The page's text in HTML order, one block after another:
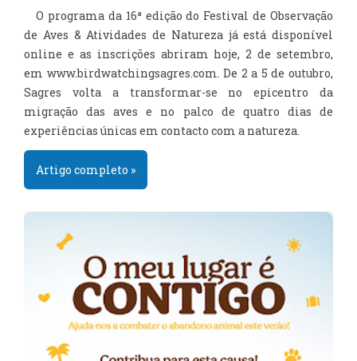
O programa da 16ª edição do Festival de Observação
de Aves & Atividades de Natureza já está disponível
online e as inscrições abriram hoje, 2 de setembro,
em www.birdwatchingsagres.com. De 2 a 5 de outubro,
Sagres volta a transformar-se no epicentro da
migração das aves e no palco de quatro dias de
experiências únicas em contacto com a natureza.
Artigo completo »